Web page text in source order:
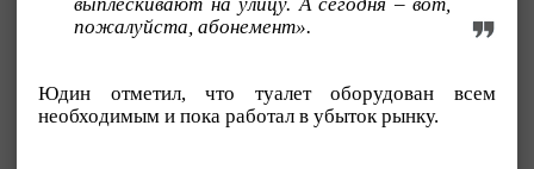
пожалуйста, абонемент».
Юдин отметил, что туалет оборудован всем
необходимым и пока работал в убыток рынку.